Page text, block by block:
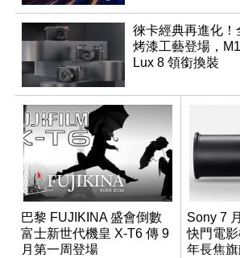
徠卡經典再進化！
烤漆工藝登場，
Lux 8 領銜換裝
巴黎 FUJIKINA 盛會倒數
富士新世代機皇 X-T6 傳 9
月第一周登場
Sony 7
快門電
年長焦